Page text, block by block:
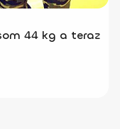
44 kg a teraz